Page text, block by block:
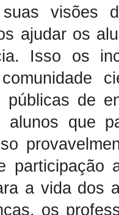
suas visões
ajudar os
Isso os
públicas de
alunos que
a vida dos
os